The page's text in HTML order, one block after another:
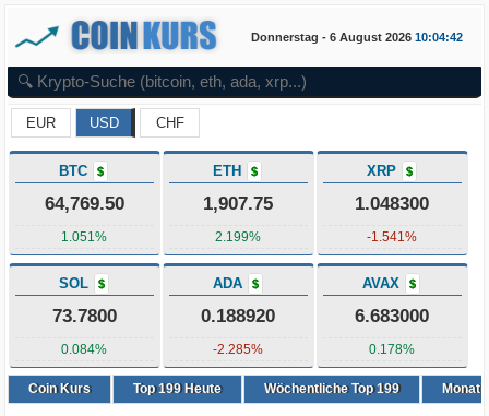
Donnerstag - 6 August 2026 10:04:42
EUR USD CHF
BTC $
64,769.50
1.051%
ETH $
1,907.75
2.199%
XRP $
1.048300
-1.541%
SOL $
73.7800
0.084%
ADA $
0.188920
-2.285%
AVAX $
6.683000
0.178%
Coin Kurs Top199Heute Wöchentliche Top 199